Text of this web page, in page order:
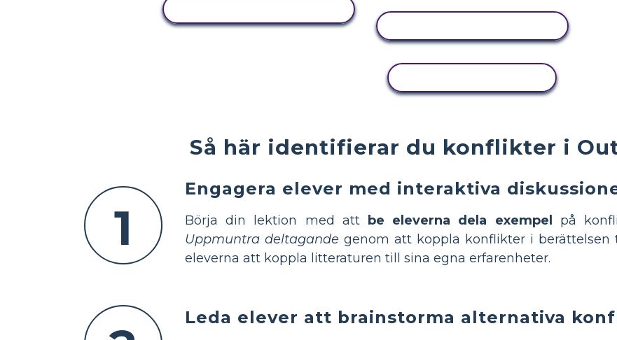
Så här identifierar du konflikter i
1
Engagera elever med interaktiva
Börja din lektion med att be eleverna dela exempel på
Uppmuntra deltagande genom att koppla konflikter i
eleverna att koppla litteraturen till sina egna erfarenheter.
Leda elever att brainstorma alternativa